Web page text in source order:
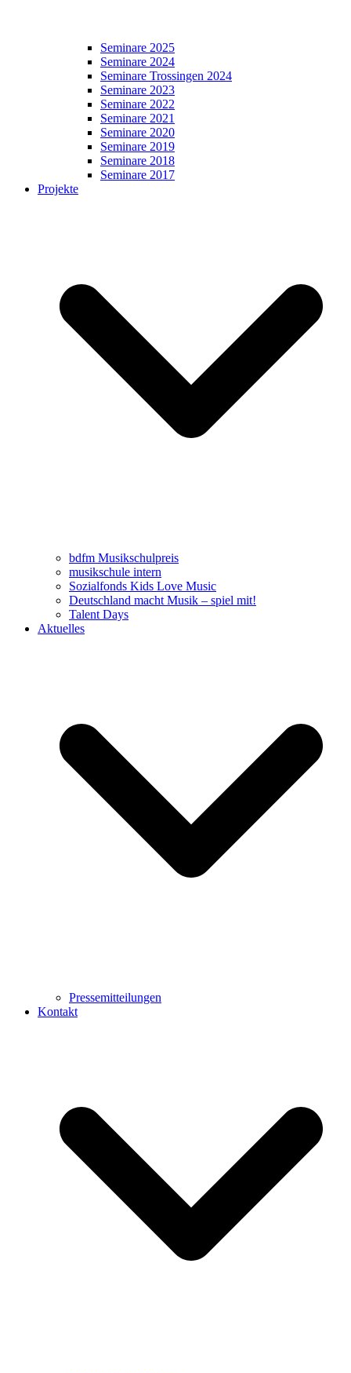
Seminare 2025
Seminare 2024
Seminare Trossingen 2024
Seminare 2023
Seminare 2022
Seminare 2021
Seminare 2020
Seminare 2019
Seminare 2018
Seminare 2017
Projekte
bdfm Musikschulpreis
musikschule intern
Sozialfonds Kids Love Music
Deutschland macht Musik – spiel mit!
Talent Days
Aktuelles
Pressemitteilungen
Kontakt